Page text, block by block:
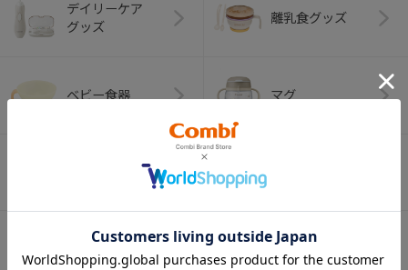
デイリーケア
グッズ
離乳食グッズ
ベビー食器 マグ
おはし・スプー
オーラルケア
（お口のケア）
ベビートイ